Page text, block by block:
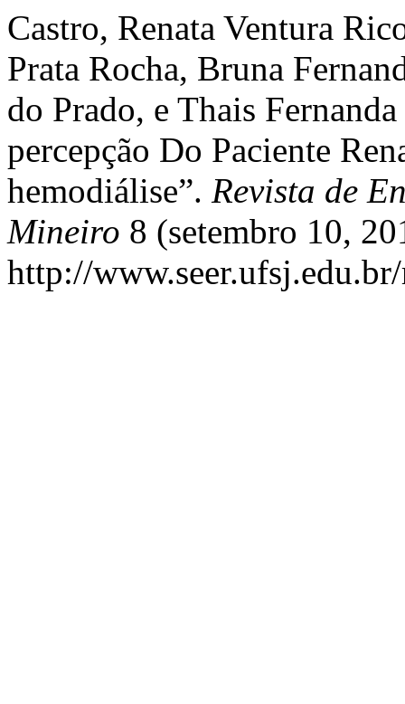
Castro, Renata Ventura
Prata Rocha, Bruna
do Prado, e Thais
percepção Do Paciente
hemodiálise”. Revista de
Mineiro 8 (setembro 10,
http://